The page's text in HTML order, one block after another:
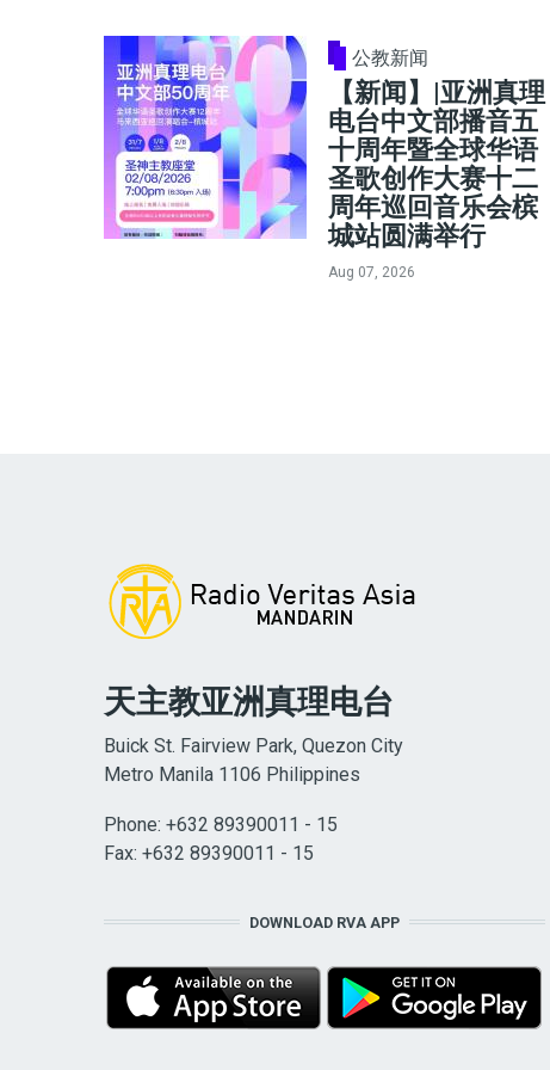
公教新闻
【新闻】|亚洲真理
电台中文部播音五
十周年暨全球华语
圣歌创作大赛十二
周年巡回音乐会槟
城站圆满举行
Aug 07, 2026
天主教亚洲真理电台
Buick St. Fairview Park, Quezon City
Metro Manila 1106 Philippines
Phone: +632 89390011 - 15
Fax: +632 89390011 - 15
DOWNLOAD RVA APP